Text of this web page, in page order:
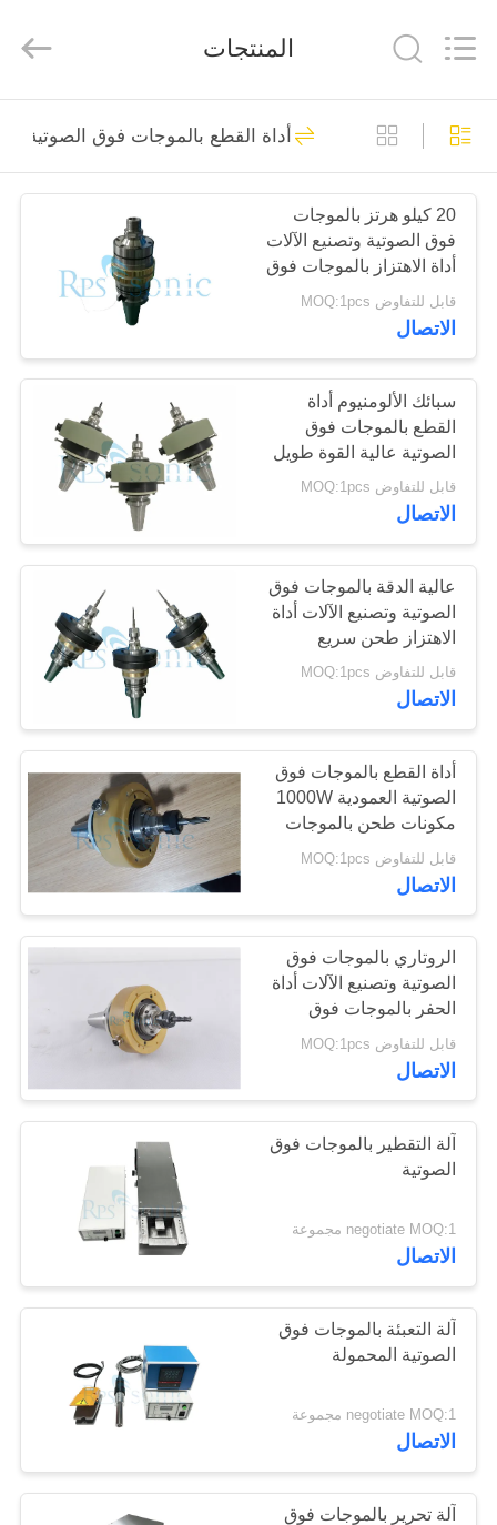
منزل،
بيت
منتجات
معلومات
جولة
المعمل
مراقبة
الجودة
اتصل
أخبار
حالات
خريطة
الموقع
سياسة
الخصوصية
Equipment
Co.,
Rights
أداة لحام بالموجات
فوق الصوتية
101
محول اللحام
بالموجات فوق
الصوتية
51
محول اللحام
بالموجات فوق
الصوتية
17
امدادات الطاقة
بالموجات فوق
الصوتية
40
لحام بالموجات فوق
الصوتية القرن
30
جهاز القطع بالموجات
فوق الصوتية
90
المنتجات
أداة القطع بالموجات فوق الصوتية
20 كيلو هرتز بالموجات
فوق الصوتية وتصنيع الآلات
أداة الاهتزاز بالموجات فوق
الصوتية قطع السيراميك
والزجاج
قابل للتفاوض MOQ:1pcs
الاتصال
سبائك الألومنيوم أداة
القطع بالموجات فوق
الصوتية عالية القوة طويل
العمر الافتراضي
قابل للتفاوض MOQ:1pcs
الاتصال
عالية الدقة بالموجات فوق
الصوتية وتصنيع الآلات أداة
الاهتزاز طحن سريع
قابل للتفاوض MOQ:1pcs
الاتصال
أداة القطع بالموجات فوق
الصوتية العمودية 1000W
مكونات طحن بالموجات
فوق الصوتية
قابل للتفاوض MOQ:1pcs
الاتصال
الروتاري بالموجات فوق
الصوتية وتصنيع الآلات أداة
الحفر بالموجات فوق
الصوتية
قابل للتفاوض MOQ:1pcs
الاتصال
آلة التقطير بالموجات فوق
الصوتية
negotiate MOQ:1 مجموعة
الاتصال
آلة التعبئة بالموجات فوق
الصوتية المحمولة
negotiate MOQ:1 مجموعة
الاتصال
آلة تحرير بالموجات فوق